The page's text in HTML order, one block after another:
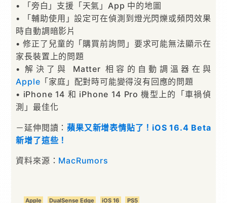
• 「旁白」支援「天氣」App 中的地圖
• 「輔助使用」設定可在偵測到燈光閃爍或頻閃效果
時自動調暗影片
• 修正了兒童的「購買前詢問」要求可能無法顯示在
家長裝置上的問題
• 解決了與 Matter 相容的自動調溫器在與
Apple 「家庭」配對時可能變得沒有回應的問題
• iPhone 14 和 iPhone 14 Pro 機型上的「車禍偵
測」最佳化
－延伸閱讀：蘋果又新增表情貼了！iOS 16.4 Beta
新增了這些！
資料來源： MacRumors
Apple DualSense Edge iOS 16 PS5